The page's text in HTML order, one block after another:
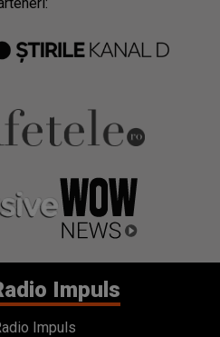
Impuls
Impuls